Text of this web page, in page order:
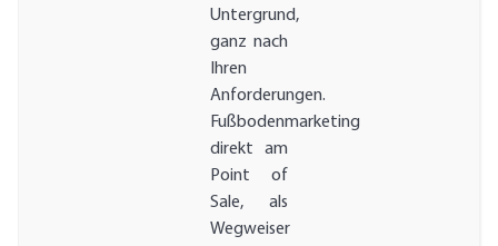
Untergrund,
ganz nach
Ihren
Anforderungen.
Fußbodenmarketing
direkt am
Point of
Sale, als
Wegweiser